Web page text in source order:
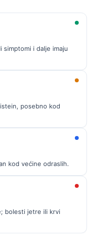
simptomi i dalje imaju
posebno kod
kod većine odraslih.
bolesti jetre ili krvi